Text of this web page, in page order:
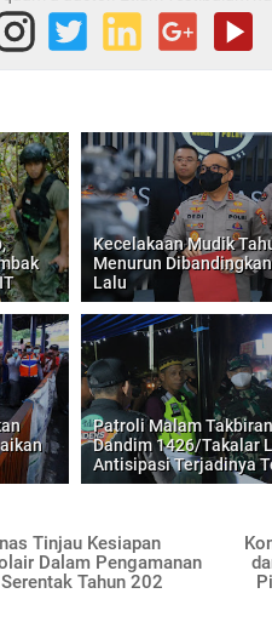
Kecelakaan Mudik
Menurun
Lalu
Patroli Malam
Dandim 1426/Takalar
Antisipasi Terjadinya
Tinjau Kesiapan
Dalam Pengamanan
Tahun 202